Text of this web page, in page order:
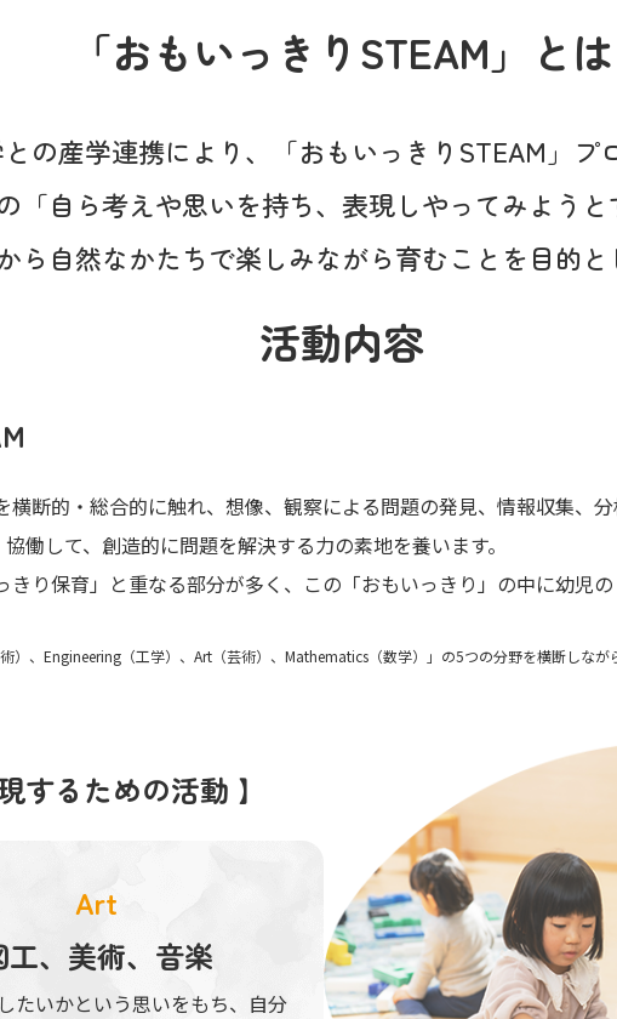
「おもいっきりSTEAM」とは
の産学連携により、 「おもいっきりSTEAM」プ
「自ら考えや思いを持ち、表現しやってみようと
ら自然なかたちで楽しみながら育むことを目的と
活動内容
断的・総合的に触れ、想像、観察による問題の発見、情報収集、
働して、創造的に問題を解決する力の素地を養います。
きり保育」と重なる部分が多く、この「おもいっきり」の中に幼児
、Engineering（工学）、Art（芸術）、Mathematics（数学）」の5つの分野を横断しなが
するための活動 】
Art
工、美術、音楽
たいかという思いをもち、自分